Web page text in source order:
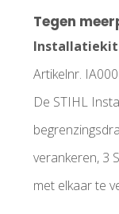
Tegen
Installatiekit
Artikelnr.
De STIHL
verankeren, 3
met elkaar te